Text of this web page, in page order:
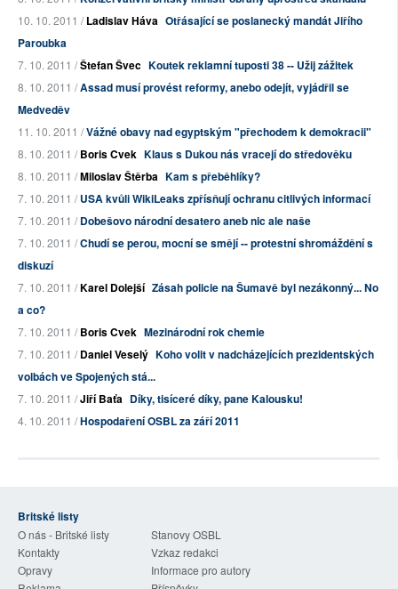
10. 10. 2011 /Ladislav Háva Otřásající se poslanecký mandát Jiřího
Paroubka
7. 10. 2011 /Štefan Švec Koutek reklamní tuposti 38 -- Užij zážitek
8. 10. 2011 /Assad musí provést reformy, anebo odejít, vyjádřil se
Medveděv
11. 10. 2011 /Vážné obavy nad egyptským "přechodem k demokracii"
8. 10. 2011 /Boris Cvek Klaus s Dukou nás vracejí do středověku
8. 10. 2011 /Miloslav Štěrba Kam s přeběhlíky?
7. 10. 2011 /USA kvůli WikiLeaks zpřísňují ochranu citlivých informací
7. 10. 2011 /Dobešovo národní desatero aneb nic ale naše
7. 10. 2011 /Chudí se perou, mocní se smějí -- protestní shromáždění s
diskuzí
7. 10. 2011 /Karel Dolejší Zásah policie na Šumavě byl nezákonný... No
a co?
7. 10. 2011 /Boris Cvek Mezinárodní rok chemie
7. 10. 2011 /Daniel Veselý Koho volit v nadcházejících prezidentských
volbách ve Spojených stá...
7. 10. 2011 /Jiří Baťa Díky, tisíceré díky, pane Kalousku!
4. 10. 2011 /Hospodaření OSBL za září 2011
Britské listy
O nás - Britské listy
Stanovy OSBL
Kontakty
Vzkaz redakci
Opravy
Informace pro autory